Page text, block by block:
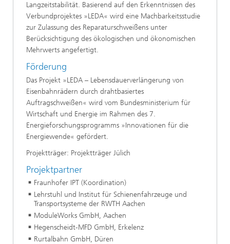
Langzeitstabilität. Basierend auf den Erkenntnissen des
Verbundprojektes »LEDA« wird eine Machbarkeitsstudie
zur Zulassung des Reparaturschweißens unter
Berücksichtigung des ökologischen und ökonomischen
Mehrwerts angefertigt.
Förderung
Das Projekt »LEDA – Lebensdauerverlängerung von
Eisenbahnrädern durch drahtbasiertes
Auftragschweißen« wird vom Bundesministerium für
Wirtschaft und Energie im Rahmen des 7.
Energieforschungsprogramms »Innovationen für die
Energiewende« gefördert.
Projektträger: Projektträger Jülich
Projektpartner
Fraunhofer IPT (Koordination)
Lehrstuhl und Institut für Schienenfahrzeuge und
Transportsysteme der RWTH Aachen
ModuleWorks GmbH, Aachen
Hegenscheidt-MFD GmbH, Erkelenz
Rurtalbahn GmbH, Düren